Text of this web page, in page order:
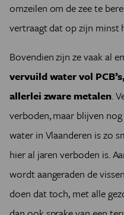
omzeilen om de zee te
vertraagt dat op zijn minst
Bovendien zijn ze vaak al
vervuild water vol
allerlei zware metalen.
verboden, maar blijven
water in Vlaanderen is zo
hier al jaren verboden is.
wordt aangeraden de
doen dat toch, met alle